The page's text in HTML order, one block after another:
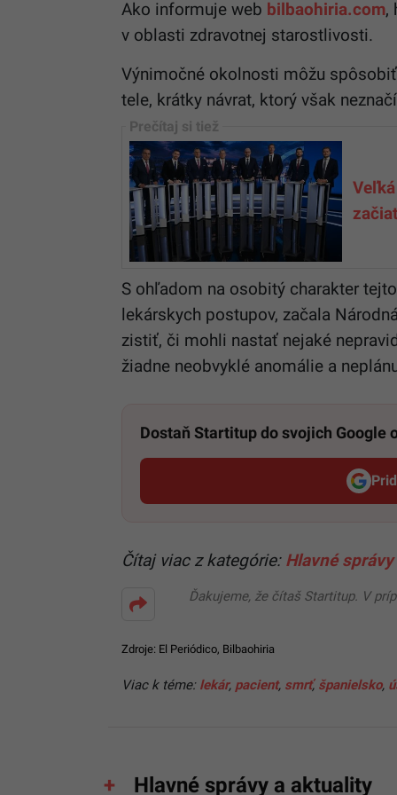
Ako informuje web bilbaohiria.com,
v oblasti zdravotnej starostlivosti.
Výnimočné okolnosti môžu
tele, krátky návrat, ktorý však
S ohľadom na osobitý charakter
lekárskych postupov, začala
zistiť, či mohli nastať nejaké
žiadne neobvyklé anomálie a
Dostaň Startitup do svojich Google
Čítaj viac z kategórie: Hlavné
Ďakujeme, že čítaš Startitup. V
Zdroje: El Periódico, Bilbaohiria
Viac k téme: lekár, pacient, smrť, španielsko,
Hlavné správy a aktuality